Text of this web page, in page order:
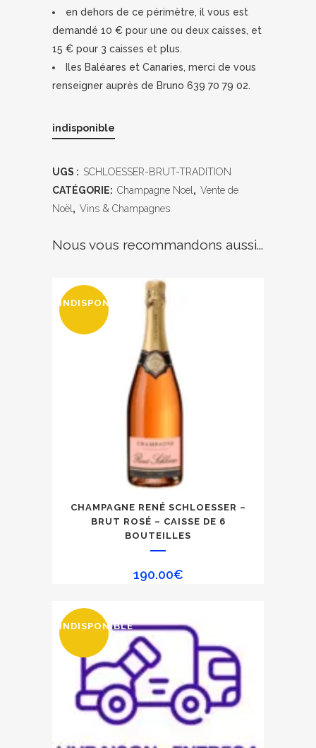
en dehors de ce périmètre, il vous est
demandé 10 € pour une ou deux caisses, et
15 € pour 3 caisses et plus.
Iles Baléares et Canaries, merci de vous
renseigner auprès de Bruno 639 70 79 02.
indisponible
UGS : SCHLOESSER-BRUT-TRADITION
CATÉGORIE: Champagne Noel , Vente de
Noël , Vins & Champagnes
Nous vous recommandons aussi...
INDISPONIBLE
CHAMPAGNE RENÉ SCHLOESSER –
BRUT ROSÉ – CAISSE DE 6
BOUTEILLES
190.00€
INDISPONIBLE